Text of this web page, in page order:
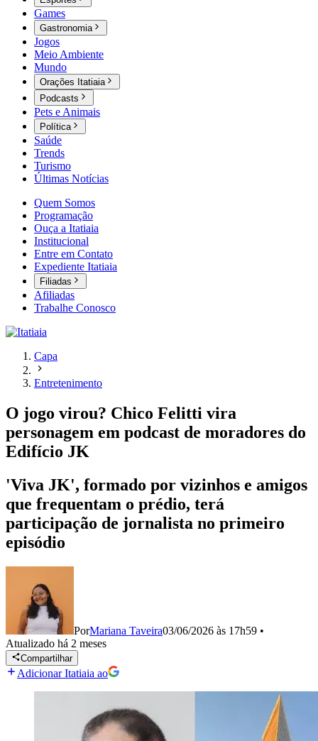
Games
Gastronomia
Jogos
Meio Ambiente
Mundo
Orações Itatiaia
Podcasts
Pets e Animais
Política
Saúde
Trends
Turismo
Últimas Notícias
Quem Somos
Programação
Ouça a Itatiaia
Institucional
Entre em Contato
Expediente Itatiaia
Filiadas
Afiliadas
Trabalhe Conosco
Capa
Entretenimento
O jogo virou? Chico Felitti vira
personagem em podcast de moradores do
Edifício JK
'Viva JK', formado por vizinhos e amigos
que frequentam o prédio, terá
participação de jornalista no primeiro
episódio
PorMariana Taveira03/06/2026 às 17h59 •
Atualizado há 2 meses
Compartilhar
Adicionar Itatiaia ao